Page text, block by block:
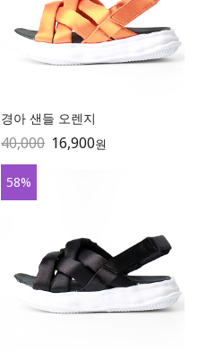
경아 샌들 오렌지
40,000 16,900원
58%